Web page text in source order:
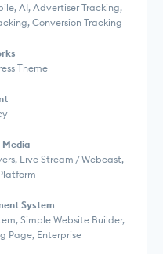
AI, Advertiser Tracking,
Conversion Tracking
Theme
Media
Live Stream / Webcast,
System
Simple Website Builder,
Page, Enterprise